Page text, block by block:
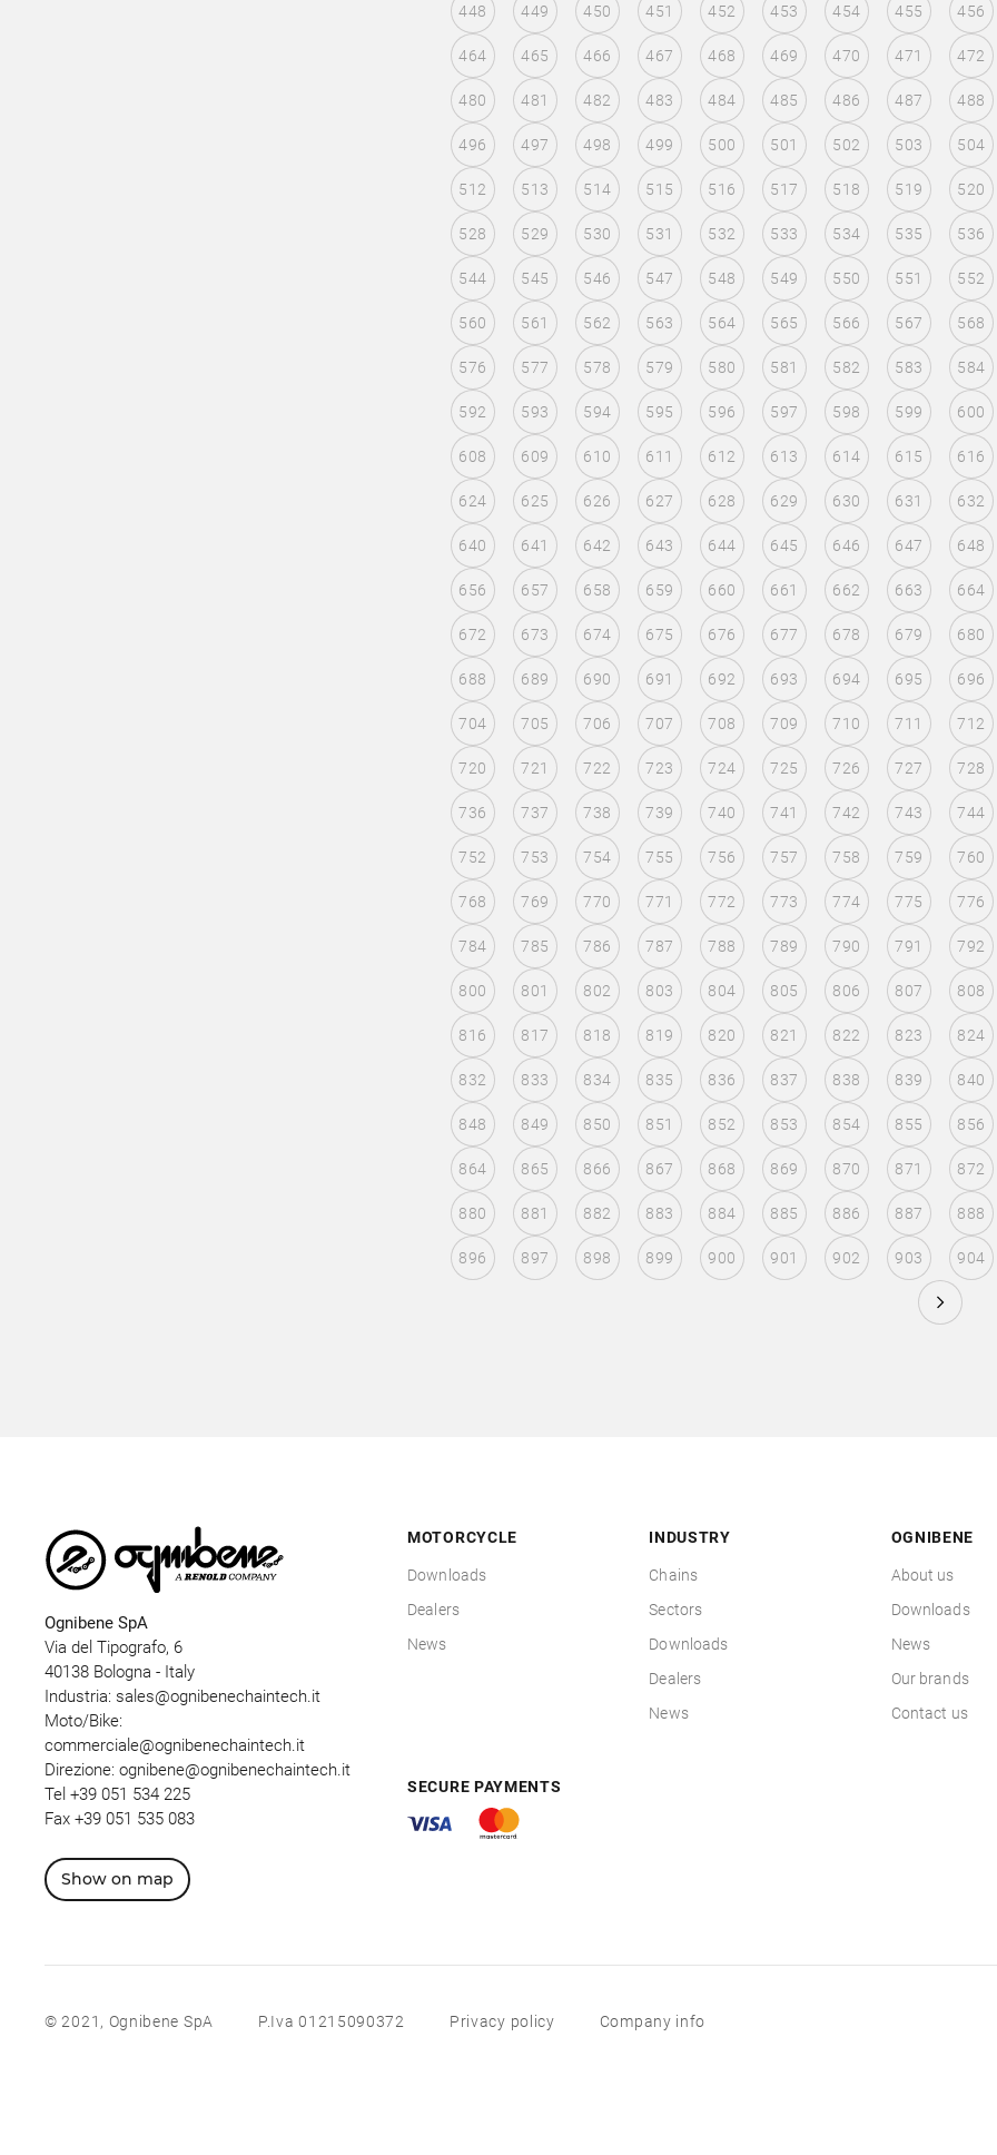
448 449 450 451 452 453 454 455 456
464 465 466 467 468 469 470 471 472
480 481 482 483 484 485 486 487 488
496 497 498 499 500 501 502 503 504
512 513 514 515 516 517 518 519 520
528 529 530 531 532 533 534 535 536
544 545 546 547 548 549 550 551 552
560 561 562 563 564 565 566 567 568
576 577 578 579 580 581 582 583 584
592 593 594 595 596 597 598 599 600
608 609 610 611 612 613 614 615 616
624 625 626 627 628 629 630 631 632
640 641 642 643 644 645 646 647 648
656 657 658 659 660 661 662 663 664
672 673 674 675 676 677 678 679 680
688 689 690 691 692 693 694 695 696
704 705 706 707 708 709 710 711 712
720 721 722 723 724 725 726 727 728
736 737 738 739 740 741 742 743 744
752 753 754 755 756 757 758 759 760
768 769 770 771 772 773 774 775 776
784 785 786 787 788 789 790 791 792
800 801 802 803 804 805 806 807 808
816 817 818 819 820 821 822 823 824
832 833 834 835 836 837 838 839 840
848 849 850 851 852 853 854 855 856
864 865 866 867 868 869 870 871 872
880 881 882 883 884 885 886 887 888
896 897 898 899 900 901 902 903 904
Ognibene SpA
Via del Tipografo, 6
40138 Bologna - Italy
Industria: sales@ognibenechaintech.it
Moto/Bike:
commerciale@ognibenechaintech.it
Direzione: ognibene@ognibenechaintech.it
Tel +39 051 534 225
Fax +39 051 535 083
Show on map
MOTORCYCLE
Downloads
Dealers
News
INDUSTRY
Chains
Sectors
Downloads
Dealers
News
OGNIBENE
About us
Downloads
News
Our brands
Contact us
SECURE PAYMENTS
© 2021, Ognibene SpA P.Iva 01215090372 Privacy policy Company info